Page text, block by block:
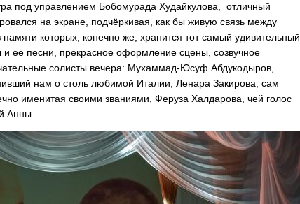
под управлением Бобомурада Худайкулова, отличный
на экране, подчёркивая, как бы живую связь между
которых, конечно же, хранится тот самый удивительный,
её песни, прекрасное оформление сцены, созвучное
солисты вечера: Мухаммад-Юсуф Абдукодыров,
нам о столь любимой Италии, Ленара Закирова, сам
именитая своими званиями, Феруза Халдарова, чей голос
Анны.